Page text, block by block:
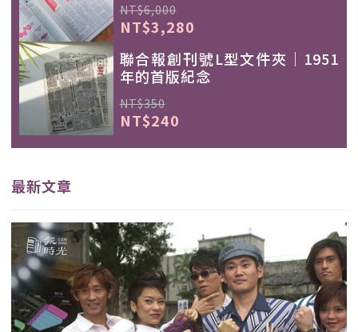
NT$6,000
NT$3,280
聯合報創刊號L型文件夾｜1951
年的首版紀念
NT$350
NT$240
最新文章